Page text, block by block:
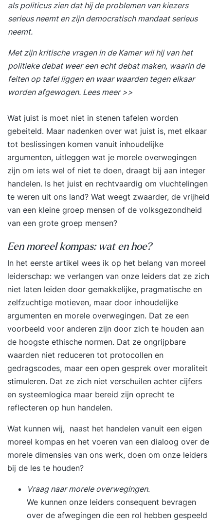
als politicus zien dat hij de problemen van kiezers
serieus neemt en zijn democratisch mandaat serieus
neemt.
Met zijn kritische vragen in de Kamer wil hij van het
politieke debat weer een echt debat maken, waarin de
feiten op tafel liggen en waar waarden tegen elkaar
worden afgewogen. Lees meer >>
Wat juist is moet niet in stenen tafelen worden
gebeiteld. Maar nadenken over wat juist is, met elkaar
tot beslissingen komen vanuit inhoudelijke
argumenten, uitleggen wat je morele overwegingen
zijn om iets wel of niet te doen, draagt bij aan integer
handelen. Is het juist en rechtvaardig om vluchtelingen
te weren uit ons land? Wat weegt zwaarder, de vrijheid
van een kleine groep mensen of de volksgezondheid
van een grote groep mensen?
Een moreel kompas: wat en hoe?
In het eerste artikel wees ik op het belang van moreel
leiderschap: we verlangen van onze leiders dat ze zich
niet laten leiden door gemakkelijke, pragmatische en
zelfzuchtige motieven, maar door inhoudelijke
argumenten en morele overwegingen. Dat ze een
voorbeeld voor anderen zijn door zich te houden aan
de hoogste ethische normen. Dat ze ongrijpbare
waarden niet reduceren tot protocollen en
gedragscodes, maar een open gesprek over moraliteit
stimuleren. Dat ze zich niet verschuilen achter cijfers
en systeemlogica maar bereid zijn oprecht te
reflecteren op hun handelen.
Wat kunnen wij, naast het handelen vanuit een eigen
moreel kompas en het voeren van een dialoog over de
morele dimensies van ons werk, doen om onze leiders
bij de les te houden?
Vraag naar morele overwegingen.
We kunnen onze leiders consequent bevragen
over de afwegingen die een rol hebben gespeeld